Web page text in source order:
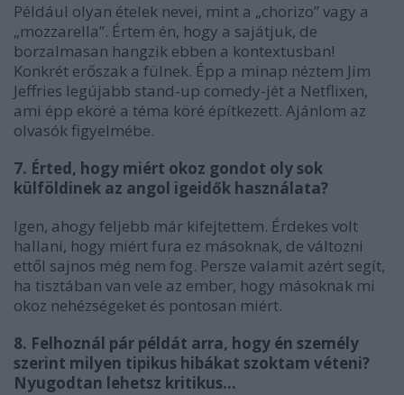
Például olyan ételek nevei, mint a „chorizo” vagy a
„mozzarella”. Értem én, hogy a sajátjuk, de
borzalmasan hangzik ebben a kontextusban!
Konkrét erőszak a fülnek. Épp a minap néztem Jim
Jeffries legújabb stand-up comedy-jét a Netflixen,
ami épp eköré a téma köré építkezett. Ajánlom az
olvasók figyelmébe.
7. Érted, hogy miért okoz gondot oly sok
külföldinek az angol igeidők használata?
Igen, ahogy feljebb már kifejtettem. Érdekes volt
hallani, hogy miért fura ez másoknak, de változni
ettől sajnos még nem fog. Persze valamit azért segít,
ha tisztában van vele az ember, hogy másoknak mi
okoz nehézségeket és pontosan miért.
8. Felhoznál pár példát arra, hogy én személy
szerint milyen tipikus hibákat szoktam véteni?
Nyugodtan lehetsz kritikus…